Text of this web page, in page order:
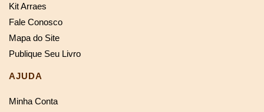
Kit Arraes
Fale Conosco
Mapa do Site
Publique Seu Livro
AJUDA
Minha Conta